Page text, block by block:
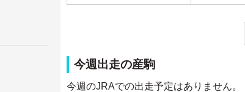
今週出走の産駒
今週のJRAでの出走予定はありません。